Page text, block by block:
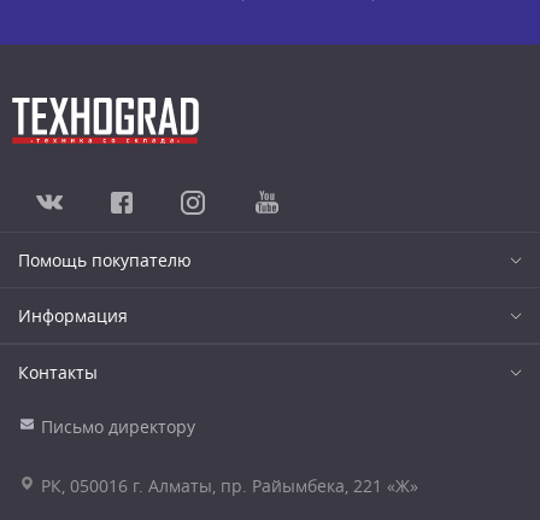
Помощь покупателю
Информация
Контакты
Письмо директору
РК, 050016 г. Алматы, пр. Райымбека, 221 «Ж»